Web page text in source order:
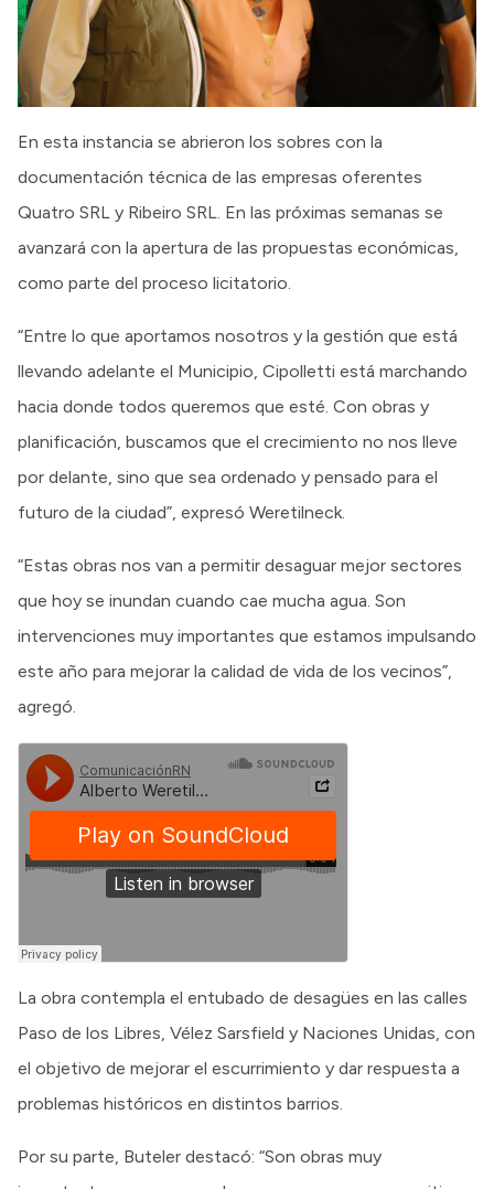
En esta instancia se abrieron los sobres con la
documentación técnica de las empresas oferentes
Quatro SRL y Ribeiro SRL. En las próximas semanas se
avanzará con la apertura de las propuestas económicas,
como parte del proceso licitatorio.
“Entre lo que aportamos nosotros y la gestión que está
llevando adelante el Municipio, Cipolletti está marchando
hacia donde todos queremos que esté. Con obras y
planificación, buscamos que el crecimiento no nos lleve
por delante, sino que sea ordenado y pensado para el
futuro de la ciudad”, expresó Weretilneck.
“Estas obras nos van a permitir desaguar mejor sectores
que hoy se inundan cuando cae mucha agua. Son
intervenciones muy importantes que estamos impulsando
este año para mejorar la calidad de vida de los vecinos”,
agregó.
La obra contempla el entubado de desagües en las calles
Paso de los Libres, Vélez Sarsfield y Naciones Unidas, con
el objetivo de mejorar el escurrimiento y dar respuesta a
problemas históricos en distintos barrios.
Por su parte, Buteler destacó: “Son obras muy